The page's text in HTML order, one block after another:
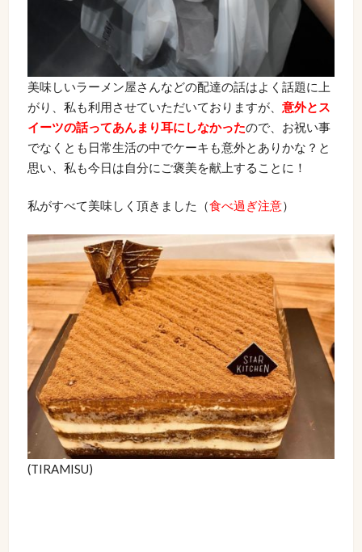
美味しいラーメン屋さんなどの配達の話はよく話題に上
がり、私も利用させていただいておりますが、 意外とス
イーツの話ってあんまり耳にしなかったので、お祝い事
でなくとも日常生活の中でケーキも意外とありかな？と
思い、私も今日は自分にご褒美を献上することに！
私がすべて美味しく頂きました（食べ過ぎ注意）
(TIRAMISU)